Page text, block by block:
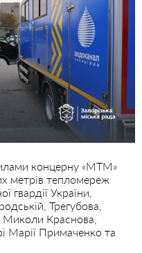
концерну «МТМ»
метрів тепломереж
гвардії України,
Трегубова,
Миколи Краснова,
Марії Примаченко та